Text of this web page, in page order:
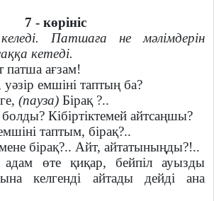
7 - көрініс
Патшаға не мәлімдерін
кетеді.
патша ағзам!
емшіні таптың ба?
(пауза) Бірақ ?..
Кібіртіктемей айтсаңшы?
таптым, бірақ?..
бірақ?.. Айт, айтатыныңды?!..
өте қиқар, бейпіл ауызды
келгенді айтады дейді ана